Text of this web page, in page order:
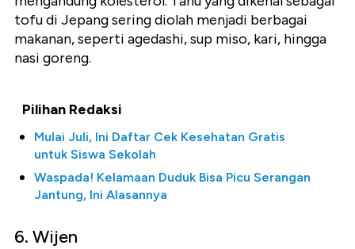
tofu di Jepang sering diolah menjadi berbagai
makanan, seperti agedashi, sup miso, kari, hingga
nasi goreng.
Pilihan Redaksi
Mulai Juli, Ini Daftar Cek Kesehatan Gratis
untuk Siswa Sekolah
Waspada! Kelamaan Duduk Bisa Picu Serangan
Jantung, Ini Alasannya
6. Wijen